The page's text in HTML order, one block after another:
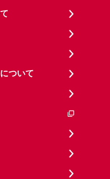
ついて